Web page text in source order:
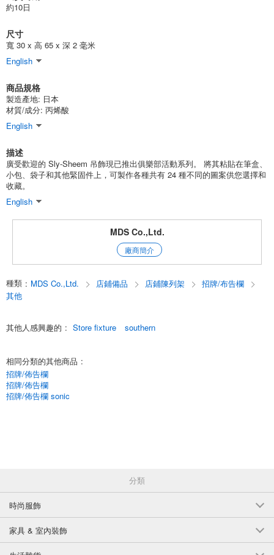
批發價:
Charm Sri Shyam Charm 俱樂部活動 Academy 羽毛球俱樂部
19224
批發價:僅限會員查看
Charm Sri Shyam Charm 俱樂部學校銅管樂隊 19225
(19225)
批發價:僅限會員查看 3個/組 有庫存
Charm Sri Shyam Charm 俱樂部活動 Academy Light Music Club
19226
B 19227
批發價:僅限會員查看
(19228) JAN:4940715192286
批發價:僅限會員查看
Charm Sri-Shi M. Charm Club Activities School Ballet Ball Club B
19230
(19230) JAN:4940715192309
批發價:僅限會員查看
約10日
尺寸
寬 30 x 高 65 x 深 2 毫米
English
商品規格
製造產地: 日本
材質/成分: 丙烯酸
English
描述
廣受歡迎的 Sly-Sheem 吊飾現已推出俱樂部活動系列。 將其粘貼在筆盒、
小包、袋子和其他緊固件上，可製作各種共有 24 種不同的圖案供您選擇和
收藏。
English
MDS Co.,Ltd.
廠商簡介
種類 : MDS Co.,Ltd. 店鋪備品 店鋪陳列架
招牌/布告欄
其他
其他人感興趣的 : Store fixture southern
相同分類的其他商品 :
招牌/佈告欄
招牌/佈告欄
招牌/佈告欄 sonic
分類
時尚服飾
家具 & 室內裝飾